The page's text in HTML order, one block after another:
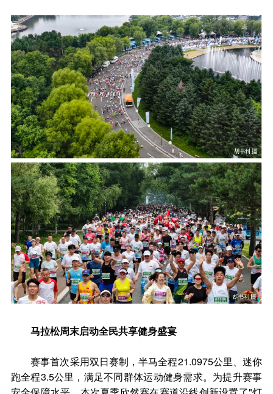
马拉松周末启动全民共享健身盛宴
赛事首次采用双日赛制，半马全程21.0975公里、迷你
跑全程3.5公里，满足不同群体运动健身需求。为提升赛事